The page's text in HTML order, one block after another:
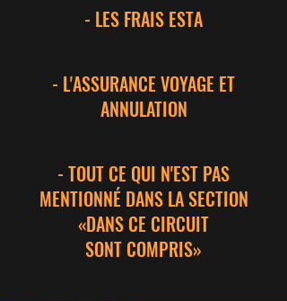
- LES FRAIS ESTA
- L'ASSURANCE VOYAGE ET
ANNULATION
- TOUT CE QUI N'EST PAS
MENTIONNÉ DANS LA SECTION
«DANS CE CIRCUIT
SONT COMPRIS»